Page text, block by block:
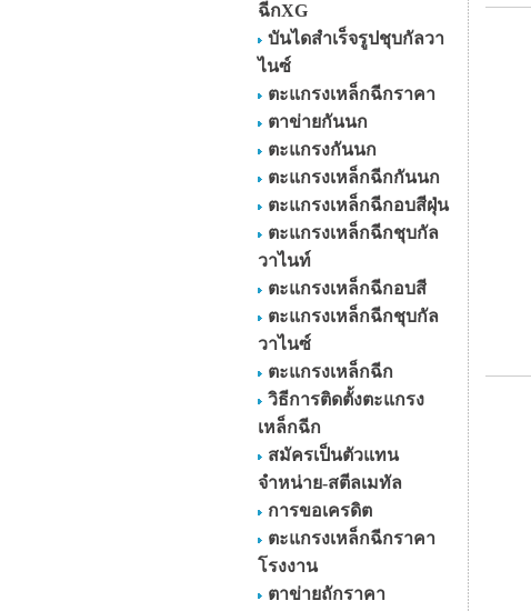
ฉีกXG
บันไดสำเร็จรูปชุบกัลวา
ไนซ์
ตะแกรงเหล็กฉีกราคา
ตาข่ายกันนก
ตะแกรงกันนก
ตะแกรงเหล็กฉีกกันนก
ตะแกรงเหล็กฉีกอบสีฝุ่น
ตะแกรงเหล็กฉีกชุบกัล
วาไนท์
ตะแกรงเหล็กฉีกอบสี
ตะแกรงเหล็กฉีกชุบกัล
วาไนซ์
ตะแกรงเหล็กฉีก
วิธีการติดตั้งตะแกรง
เหล็กฉีก
สมัครเป็นตัวแทน
จำหน่าย-สตีลเมทัล
การขอเครดิต
ตะแกรงเหล็กฉีกราคา
โรงงาน
ตาข่ายถักราคา